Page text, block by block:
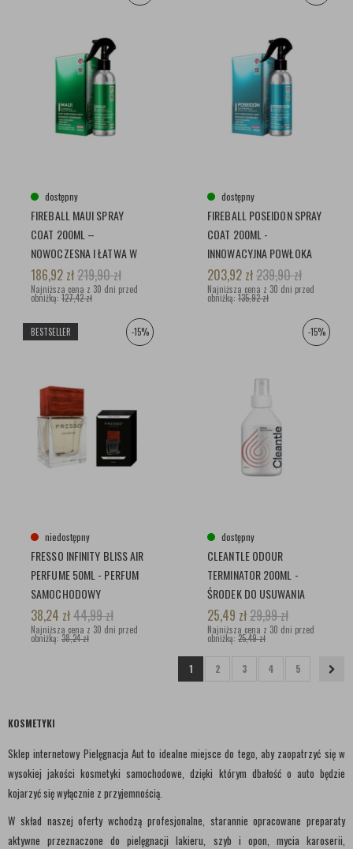
dostępny
FIREBALL MAUI SPRAY
COAT 200ML –
NOWOCZESNA I ŁATWA W
APLIKACJI POWŁOKA
CERAMICZNA
186,92 zł219,90zł
Najniższa cena z 30 dni przed
obniżką: 127,42 zł
dostępny
FIREBALL POSEIDON SPRAY
COAT 200ML -
INNOWACYJNA POWŁOKA
CERAMICZNA W SPRAYU
203,92 zł239,90zł
Najniższa cena z 30 dni przed
obniżką: 135,92 zł
-15%
BESTSELLER
niedostępny
FRESSO INFINITY BLISS AIR
PERFUME 50ML - PERFUM
SAMOCHODOWY
38,24 zł44,99zł
Najniższa cena z 30 dni przed
obniżką: 38,24 zł
-15%
dostępny
CLEANTLE ODOUR
TERMINATOR 200ML -
ŚRODEK DO USUWANIA
UPORCZYWYCH
ZAPACHÓW
25,49 zł29,99zł
Najniższa cena z 30 dni przed
obniżką: 25,49 zł
1 2 3 4 5
KOSMETYKI
Sklep internetowy Pielęgnacja Aut to idealne miejsce do tego, aby zaopatrzyć się w
wysokiej jakości kosmetyki samochodowe, dzięki którym dbałość o auto będzie
kojarzyć się wyłącznie z przyjemnością.
W skład naszej oferty wchodzą profesjonalne, starannie opracowane preparaty
aktywne przeznaczone do pielęgnacji lakieru, szyb i opon, mycia karoserii,